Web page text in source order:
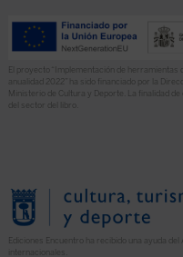
El proyecto “Implementación de herramientas
anualidad 2022” ha sido financiado por la
Ministerio de Cultura y Deporte. La finalidad
del sector del libro.
Ediciones Encuentro ha recibido una ayuda